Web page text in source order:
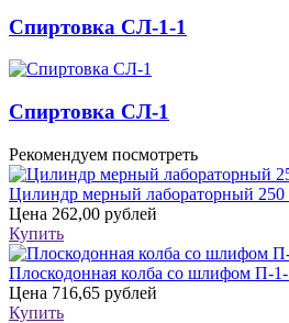
Спиртовка СЛ-1-1
Спиртовка СЛ-1
Рекомендуем посмотреть
Цилиндр мерный лабораторный 250
Цена 262,00 рублей
Купить
Плоскодонная колба со шлифом П-1-
Цена 716,65 рублей
Купить